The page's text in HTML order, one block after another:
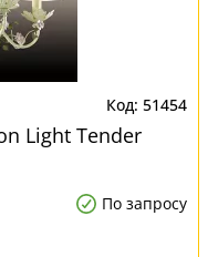
51454
Light Tender
По запросу